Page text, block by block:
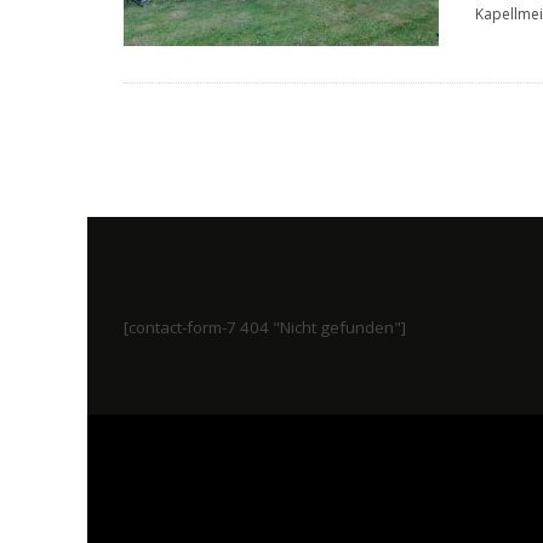
[contact-form-7 404 "Nicht gefunden"]